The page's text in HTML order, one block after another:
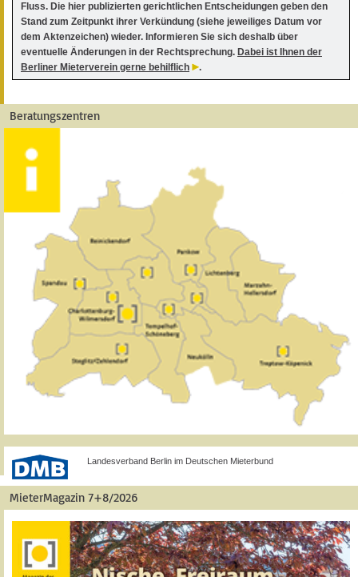
Fluss. Die hier publizierten gerichtlichen Entscheidungen geben den
Stand zum Zeitpunkt ihrer Verkündung (siehe jeweiliges Datum vor
dem Aktenzeichen) wieder. Informieren Sie sich deshalb über
eventuelle Änderungen in der Rechtsprechung. Dabei ist Ihnen der
Berliner Mieterverein gerne behilflich
.
Beratungszentren
Landesverband Berlin im Deutschen Mieterbund
MieterMagazin 7+8/2026